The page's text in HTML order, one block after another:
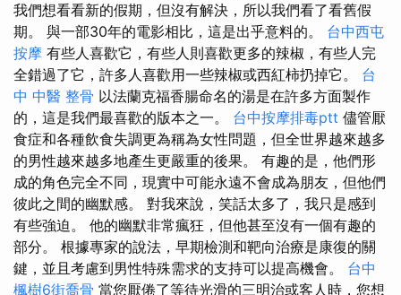
我們想看看新的假期，但沒有解決，所以我們看了看舊假
期。 與一部30年的電影相比，這是出乎意料的。 台中西屯
按摩 有些人喜歡它，有些人則喜歡更多的辣椒，有些人完
全錯過了它，許多人喜歡用一些辣椒或西紅柿扔掉它。 台
中 中醫 整骨 以法蘭克福香腸命名的湯是在許多方面製作
的，這是我們最喜歡的版本之一。 台中按摩排毒ptt 儘管厭
食症和各種飲食失調更為稱為女性問題，但全世界越來越多
的男性越來越多地產生更嚴重的後果。 有趣的是，他們形
成的角色完全不同，現實中可能永遠不會成為朋友，但他們
彼此之間的幽默感。 對我來說，笑話太多了，我只是感到
有些強迫。 他的幽默非常瘋狂，但他甚至沒有一個有趣的
部分。 根據專家的說法，早期檢測和靶向治療是康復的關
鍵，並且考慮到男性特殊需求的支持可以提高機會。 台中
楓樹6街喬骨 當您厭倦了等待光滑的三明治或客人時，您想